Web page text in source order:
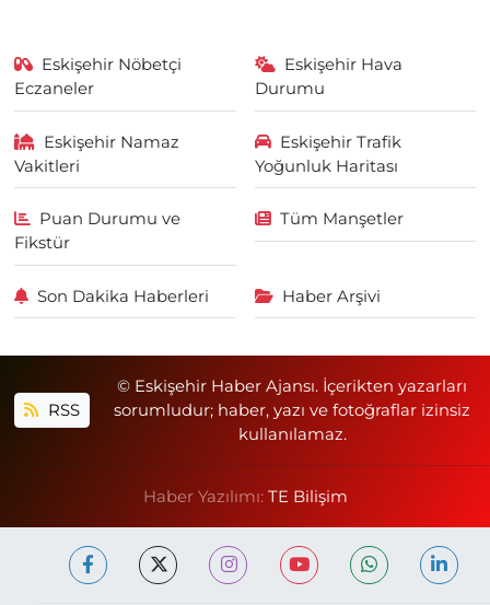
Eskişehir Nöbetçi
Eczaneler
Eskişehir Hava
Durumu
Eskişehir Namaz
Vakitleri
Eskişehir Trafik
Yoğunluk Haritası
Puan Durumu ve
Fikstür
Tüm Manşetler
Son Dakika Haberleri Haber Arşivi
RSS
© Eskişehir Haber Ajansı. İçerikten yazarları
sorumludur; haber, yazı ve fotoğraflar izinsiz
kullanılamaz.
Haber Yazılımı: TE Bilişim